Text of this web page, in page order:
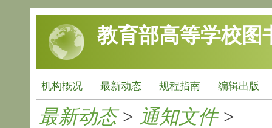
跳转到主要内容
教育部高等学校图
机构概况 最新动态 规程指南 编辑出版
最新动态> 通知文件>